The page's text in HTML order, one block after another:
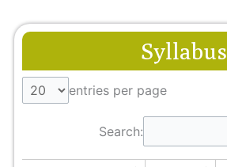
Syllabus
entries per page
Search: